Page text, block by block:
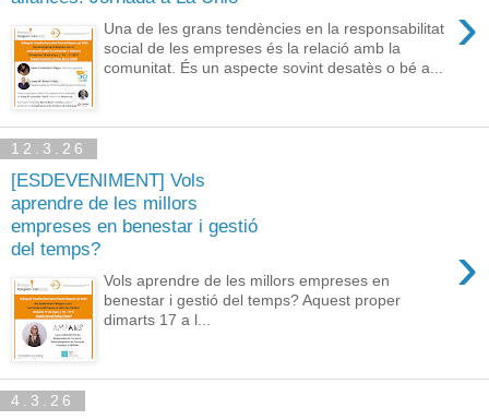
›
Una de les grans tendències en la responsabilitat
social de les empreses és la relació amb la
comunitat. És un aspecte sovint desatès o bé a...
12.3.26
[ESDEVENIMENT] Vols
aprendre de les millors
empreses en benestar i gestió
del temps?
›
Vols aprendre de les millors empreses en
benestar i gestió del temps? Aquest proper
dimarts 17 a l...
4.3.26